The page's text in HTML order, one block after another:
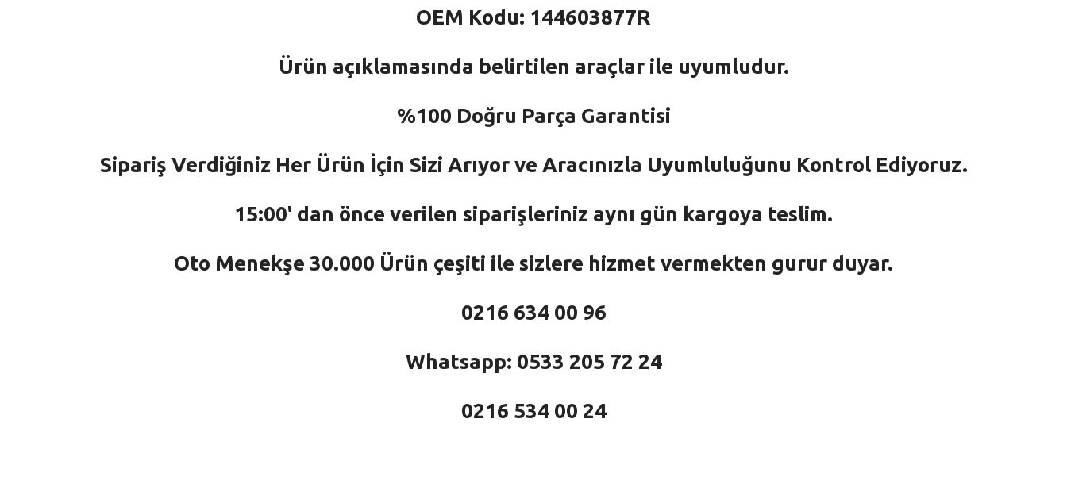
OEM Kodu: 144603877R
Ürün açıklamasında belirtilen araçlar ile uyumludur.
%100 Doğru Parça Garantisi
Sipariş Verdiğiniz Her Ürün İçin Sizi Arıyor ve Aracınızla Uyumluluğunu Kontrol Ediyoruz.
15:00' dan önce verilen siparişleriniz aynı gün kargoya teslim.
Oto Menekşe 30.000 Ürün çeşiti ile sizlere hizmet vermekten gurur duyar.
0216 634 00 96
Whatsapp: 0533 205 72 24
0216 534 00 24